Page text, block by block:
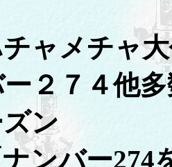
ャメチャ
２７４他
ン
ンバー274